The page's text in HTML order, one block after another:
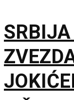
trijumf